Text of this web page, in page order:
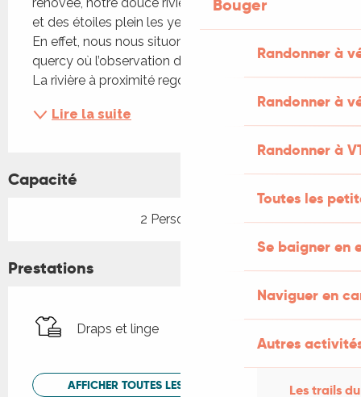
Bouger
Randonner à
Randonner à
Randonner à
Toutes les
Se baigner en
Naviguer en
Autres
Les trails
et des étoiles plein les yeux, le soir au coin du feu.
En effet, nous nous situons dans le triangle noir du
quercy où l’observation du ciel vous émerveillera.
La rivière à proximité regorge de...
Lire la suite
Capacité
2 Personne(s)
Prestations
Draps et linge
AFFICHER TOUTES LES PRESTATIONS